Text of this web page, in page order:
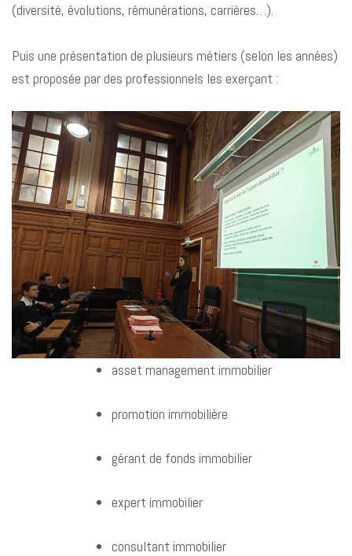
(diversité, évolutions, rémunérations, carrières…).
Puis une présentation de plusieurs métiers (selon les années)
est proposée par des professionnels les exerçant :
asset management immobilier
promotion immobilière
gérant de fonds immobilier
expert immobilier
consultant immobilier